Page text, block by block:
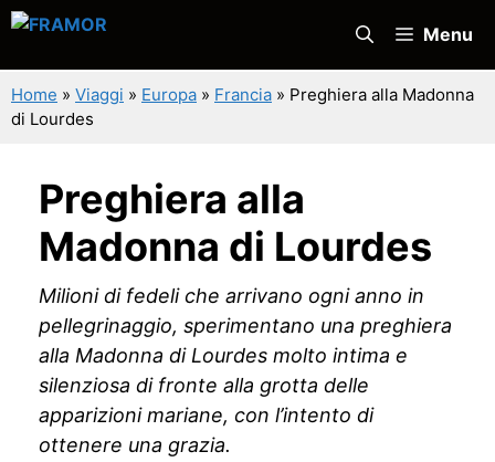
Vai
contenuto
Menu
Home » Viaggi » Europa » Francia » Preghiera alla Madonna
di Lourdes
Preghiera alla
Madonna di Lourdes
Milioni di fedeli che arrivano ogni anno in
pellegrinaggio, sperimentano una preghiera
alla Madonna di Lourdes molto intima e
silenziosa di fronte alla grotta delle
apparizioni mariane, con l’intento di
ottenere una grazia.